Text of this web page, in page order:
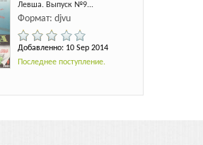
Левша. Выпуск №9...
Формат: djvu
Добавленно: 10 Sep 2014
Последнее поступление.